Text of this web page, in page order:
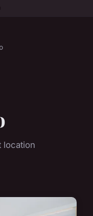
location